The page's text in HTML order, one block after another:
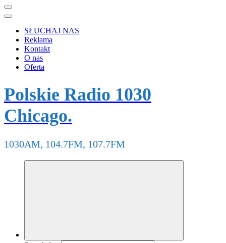
SŁUCHAJ NAS
Reklama
Kontakt
O nas
Oferta
Polskie Radio 1030
Chicago.
1030AM, 104.7FM, 107.7FM